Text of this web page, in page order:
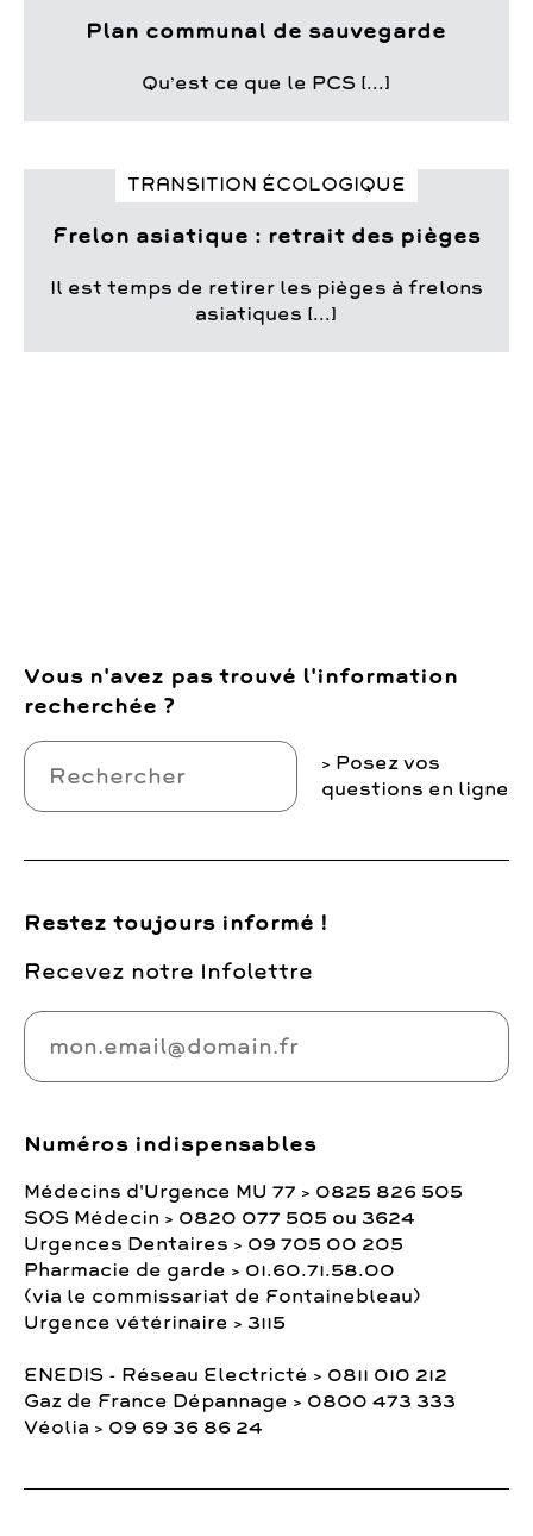
Plan communal de sauvegarde
Qu’est ce que le PCS [...]
TRANSITION ÉCOLOGIQUE
Frelon asiatique : retrait des pièges
Il est temps de retirer les pièges à frelons
asiatiques [...]
Vous n'avez pas trouvé l'information
recherchée ?
Posez vos
questions en ligne
Restez toujours informé !
Recevez notre Infolettre
Numéros indispensables
Médecins d'Urgence MU 77 > 0825 826 505
SOS Médecin > 0820 077 505 ou 3624
Urgences Dentaires > 09 705 00 205
Pharmacie de garde > 01.60.71.58.00
(via le commissariat de Fontainebleau)
Urgence vétérinaire > 3115
ENEDIS - Réseau Electricté > 0811 010 212
Gaz de France Dépannage > 0800 473 333
Véolia > 09 69 36 86 24